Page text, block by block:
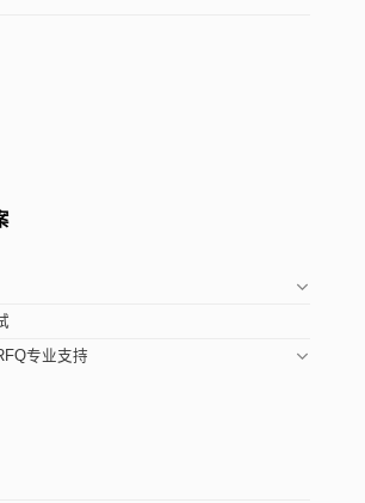
专业支持